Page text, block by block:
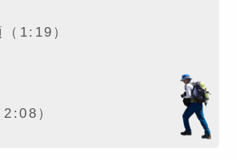
1:19）
）